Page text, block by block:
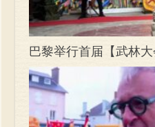
巴黎举行首届【武林